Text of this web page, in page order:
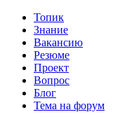
Топик
Знание
Вакансию
Резюме
Проект
Вопрос
Блог
Тема на форум